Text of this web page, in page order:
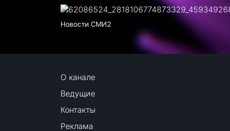
Новости СМИ2
О канале
Ведущие
Контакты
Реклама